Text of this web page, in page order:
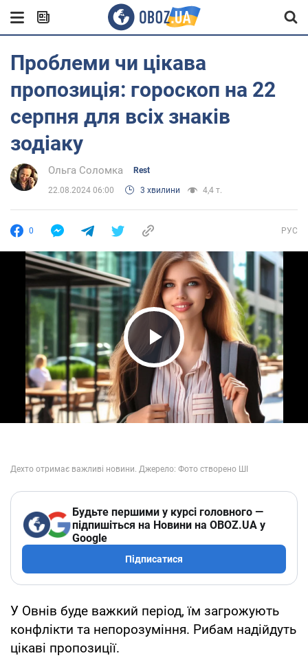
Проблеми чи цікава
пропозиція: гороскоп на 22
серпня для всіх знаків
зодіаку
Ольга Соломка Rest
22.08.2024 06:00 3 хвилини 4,4 т.
0 РУС
Play Video
Будьте першими у курсі головного —
підпишіться на Новини на OBOZ.UA у
Google
Підписатися
У Овнів буде важкий період, їм загрожують
конфлікти та непорозуміння. Рибам надійдуть
цікаві пропозиції.